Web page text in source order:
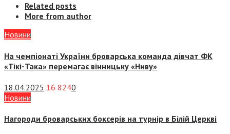
Related posts
More from author
Новини
На чемпіонаті України броварська команда дівчат ФК
«Тікі-Така» перемагає вінницьку «Ниву»
18.04.2025 16 8240
Новини
Нагороди броварських боксерів на турнір в Білій Церкві